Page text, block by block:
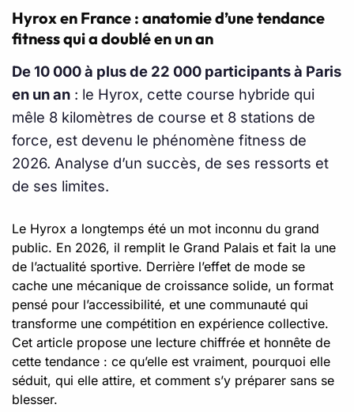
Hyrox en France : anatomie d’une tendance
fitness qui a doublé en un an
De 10 000 à plus de 22 000 participants à Paris
en un an : le Hyrox, cette course hybride qui
mêle 8 kilomètres de course et 8 stations de
force, est devenu le phénomène fitness de
2026. Analyse d’un succès, de ses ressorts et
de ses limites.
Le Hyrox a longtemps été un mot inconnu du grand
public. En 2026, il remplit le Grand Palais et fait la une
de l’actualité sportive. Derrière l’effet de mode se
cache une mécanique de croissance solide, un format
pensé pour l’accessibilité, et une communauté qui
transforme une compétition en expérience collective.
Cet article propose une lecture chiffrée et honnête de
cette tendance : ce qu’elle est vraiment, pourquoi elle
séduit, qui elle attire, et comment s’y préparer sans se
blesser.